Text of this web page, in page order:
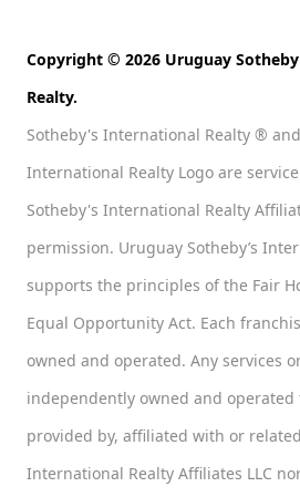
Copyright © 2026 Uruguay
Realty.
Sotheby's International Realty ®
International Realty Logo are
Sotheby's International Realty
permission. Uruguay Sotheby’s
supports the principles of the Fair
Equal Opportunity Act. Each
owned and operated. Any services
independently owned and
provided by, affiliated with or
International Realty Affiliates LLC